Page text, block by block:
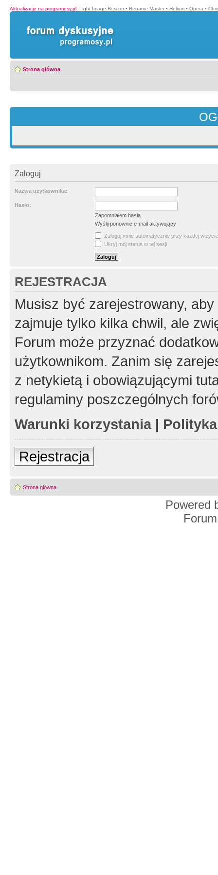
Aktualizacje na programosy.pl: Light Image Resizer • Rename Master • Helium • Opera •
Strona główna
Zaloguj
Nazwa użytkownika:
Hasło:
Zapomniałem hasła
Wyślij ponownie e-mail aktywujący
Zaloguj mnie automatycznie przy każdej wizycie
Ukryj mój status w tej sesji
REJESTRACJA
Musisz być zarejestrowany,
zajmuje tylko kilka chwil, ale
Forum może przyznać
użytkownikom. Zanim się
z netykietą i obowiązującymi
regulaminy poszczególnych
Warunki korzystania|
Rejestracja
Strona główna
Powered